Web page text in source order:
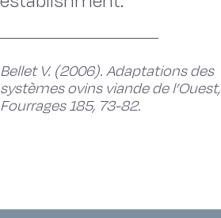
Bellet V. (2006). Adaptations des
systèmes ovins viande de l’Ouest,
Fourrages 185, 73-82.